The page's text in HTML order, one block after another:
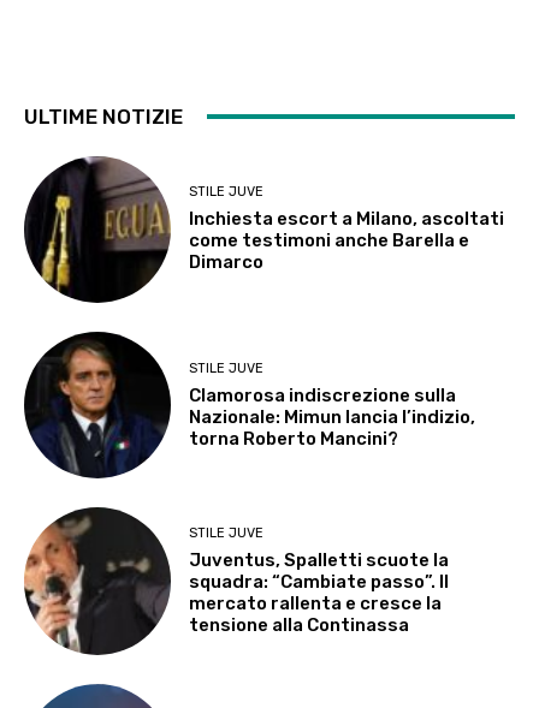
ULTIME NOTIZIE
STILE JUVE
Inchiesta escort a Milano, ascoltati
come testimoni anche Barella e
Dimarco
STILE JUVE
Clamorosa indiscrezione sulla
Nazionale: Mimun lancia l’indizio,
torna Roberto Mancini?
STILE JUVE
Juventus, Spalletti scuote la
squadra: “Cambiate passo”. Il
mercato rallenta e cresce la
tensione alla Continassa